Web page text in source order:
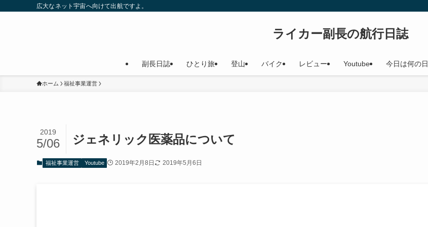
広大なネット宇宙へ向けて出航ですよ。
ライカー副長の航行日誌
副長日誌 ひとり旅 登山 バイク レビュー Youtube 今日は何の日
ホーム 福祉事業運営
ジェネリック医薬品について
2019
5/06
福祉事業運営 Youtube 2019年2月8日 2019年5月6日